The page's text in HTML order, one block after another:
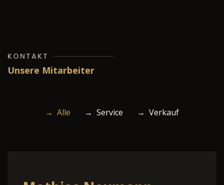
KONTAKT
Unsere Mitarbeiter
→ Alle → Service → Verkauf